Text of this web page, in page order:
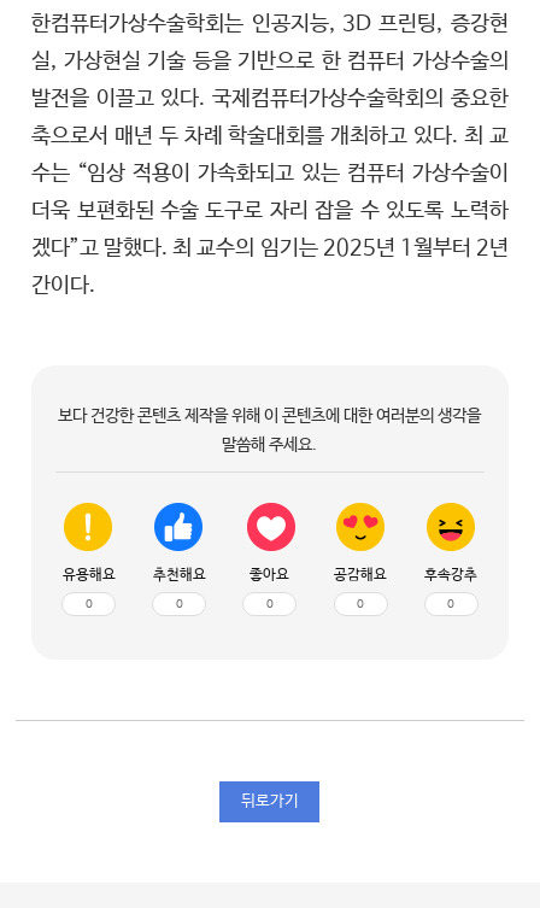
한컴퓨터가상수술학회는 인공지능, 3D 프린팅, 증강현
실, 가상현실 기술 등을 기반으로 한 컴퓨터 가상수술의
발전을 이끌고 있다. 국제컴퓨터가상수술학회의 중요한
축으로서 매년 두 차례 학술대회를 개최하고 있다. 최 교
수는 “임상 적용이 가속화되고 있는 컴퓨터 가상수술이
더욱 보편화된 수술 도구로 자리 잡을 수 있도록 노력하
겠다”고 말했다. 최 교수의 임기는 2025년 1월부터 2년
간이다.
보다 건강한 콘텐츠 제작을 위해 이 콘텐츠에 대한 여러분의 생각을
말씀해 주세요.
유용해요
0
추천해요
0
좋아요
0
공감해요
0
후속강추
0
뒤로가기